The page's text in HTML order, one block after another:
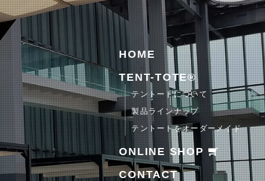
HOME
TENT-TOTE®
テントートについて
製品ラインナップ
テントートをオーダーメイド
ONLINE SHOP
CONTACT